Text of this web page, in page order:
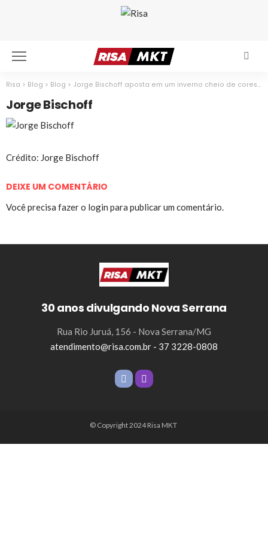
Risa > Blog > Blog > Jorge Bischoff aposta em um inverno cheio de cores e texturas
Jorge Bischoff
Crédito: Jorge Bischoff
DEIXE UM COMENTÁRIO
Você precisa fazer o login para publicar um comentário.
30 anos divulgando Nova Serrana
Rua Rio Juruá, 156 - Nova Serrana/MG
atendimento@risa.com.br - 37 3228-0808
© Copyright 2024 Risa MKT